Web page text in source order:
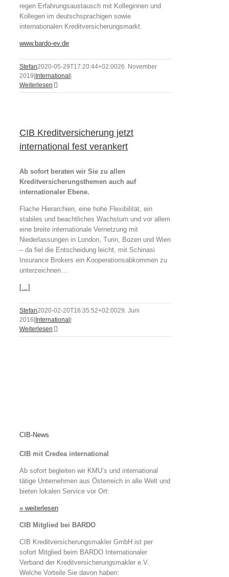
regen Erfahrungsaustausch mit Kolleginnen und
Kollegen im deutschsprachigen sowie
internationalen Kreditversicherungsmarkt.
www.bardo-ev.de
Stefan2020-05-29T17:20:44+02:0026. November
2019|International|
Weiterlesen
CIB Kreditversicherung jetzt
international fest verankert
Ab sofort beraten wir Sie zu allen
Kreditversicherungsthemen auch auf
internationaler Ebene.
Flache Hierarchien, eine hohe Flexibilität, ein
stabiles und beachtliches Wachstum und vor allem
eine breite internationale Vernetzung mit
Niederlassungen in London, Turin, Bozen und Wien
– da fiel die Entscheidung leicht, mit Schinasi
Insurance Brokers ein Kooperationsabkommen zu
unterzeichnen…
[…]
Stefan2020-02-20T16:35:52+02:0029. Juni
2016|International|
Weiterlesen
CIB-News
CIB mit Credea international
Ab sofort begleiten wir KMU’s und international
tätige Unternehmen aus Österreich in alle Welt und
bieten lokalen Service vor Ort:
» weiterlesen
CIB Mitglied bei BARDO
CIB Kreditversicherungsmakler GmbH ist per
sofort Mitglied beim BARDO Internationaler
Verband der Kreditversicherungsmakler e.V.
Welche Vorteile Sie davon haben: